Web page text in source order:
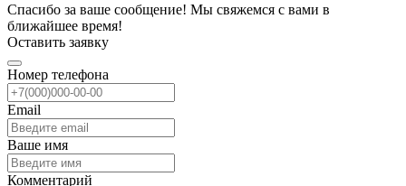
Спасибо за ваше сообщение! Мы свяжемся с вами в
ближайшее время!
Оставить заявку
Номер телефона
Email
Ваше имя
Комментарий